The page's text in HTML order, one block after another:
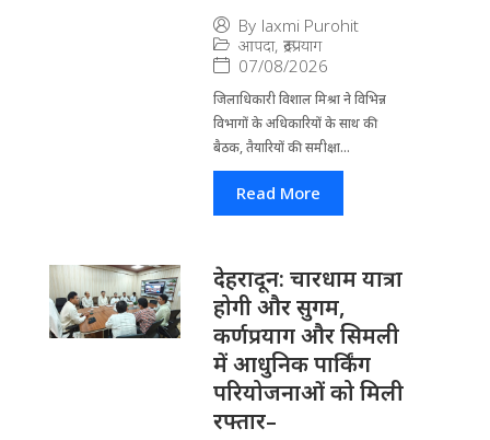
By laxmi Purohit
आपदा, रूद्रप्रयाग
07/08/2026
जिला​धिकारी विशाल मिश्रा ने वि​भिन्न
विभागों के अ​धिकारियों के साथ की
बैठक, तैयारियों की समीक्षा...
Read More
देहरादून: चारधाम यात्रा
होगी और सुगम,
कर्णप्रयाग और सिमली
में आधुनिक पार्किंग
परियोजनाओं को मिली
रफ्तार–